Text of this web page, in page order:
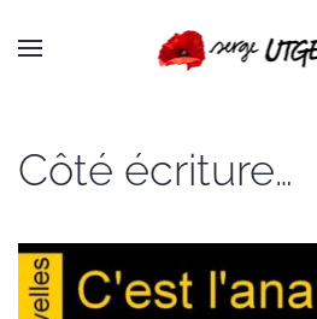
Passer au contenu principal
Côté écriture…